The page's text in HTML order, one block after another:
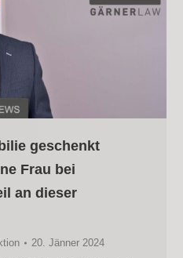
geschenkt
Frau bei
an dieser
20. Jänner 2024